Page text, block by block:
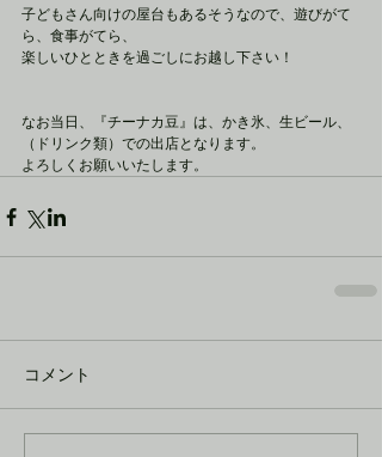
子どもさん向けの屋台もあるそうなので、遊びがて
ら、食事がてら、
楽しいひとときを過ごしにお越し下さい！
なお当日、『チーナカ豆』は、かき氷、生ビール、
（ドリンク類）での出店となります。
よろしくお願いいたします。
コメント